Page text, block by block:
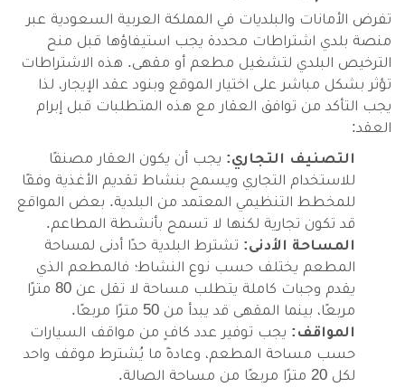
تفرض الأمانات والبلديات في المملكة العربية السعودية عبر
منصة بلدي اشتراطات محددة يجب استيفاؤها قبل منح
الترخيص البلدي لتشغيل مطعم أو مقهى. هذه الاشتراطات
تؤثر بشكل مباشر على اختيار الموقع وبنود عقد الإيجار، لذا
يجب التأكد من توافق العقار مع هذه المتطلبات قبل إبرام
العقد:
التصنيف التجاري: يجب أن يكون العقار مصنفًا
للاستخدام التجاري ويسمح بنشاط تقديم الأغذية وفقًا
للمخطط التنظيمي المعتمد من البلدية. بعض المواقع
قد تكون تجارية لكنها لا تسمح بأنشطة المطاعم.
المساحة الأدنى: تشترط البلدية حدًا أدنى لمساحة
المطعم يختلف حسب نوع النشاط؛ فالمطعم الذي
يقدم وجبات كاملة يتطلب مساحة لا تقل عن 80 مترًا
مربعًا، بينما المقهى قد يبدأ من 50 مترًا مربعًا.
المواقف: يجب توفير عدد كافٍ من مواقف السيارات
حسب مساحة المطعم، وعادةً ما يُشترط موقف واحد
لكل 20 مترًا مربعًا من مساحة الصالة.